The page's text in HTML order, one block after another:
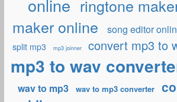
online ringtone
maker online
song editor
split mp3 mp3 joinner convert mp3 to
mp3 to wav
wav to mp3
wav to mp3 converter